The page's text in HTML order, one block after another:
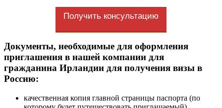
Получить консультацию
Документы, необходимые для оформления
приглашения в нашей компании для
гражданина Ирландии для получения визы в
Россию:
качественная копия главной страницы паспорта (по